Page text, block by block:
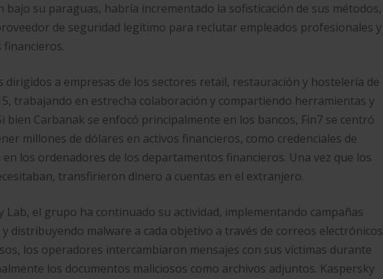
su paraguas, habría incrementado la sofisticación de sus métodos,
de seguridad legítimo para reclutar empleados profesionales y
dirigidos a empresas de los sectores retail, restauración y hostelería de
trabajando en estrecha colaboración y compartiendo herramientas y
bien Carbanak se enfocó principalmente en los bancos, Fin7 se centró
millones de dólares en activos financieros, como credenciales de
los ordenadores de los departamentos financieros. Una vez que los
transfirieron dinero a cuentas en el extranjero.
Lab, el grupo ha continuado su actividad, implementando campañas
distribuyendo malware a cada objetivo a través de correos electrónicos
los operadores intercambiaron mensajes con sus víctimas durante
los documentos maliciosos como archivos adjuntos. Kaspersky